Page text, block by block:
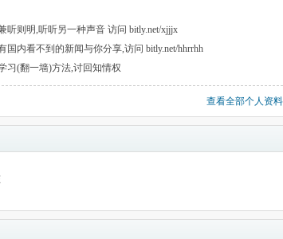
听则明,听听另一种声音 访问 bitly.net/xjjjx
国内看不到的新闻与你分享,访问 bitly.net/hhrrhh
习(翻一墙)方法,讨回知情权
查看全部个人资料